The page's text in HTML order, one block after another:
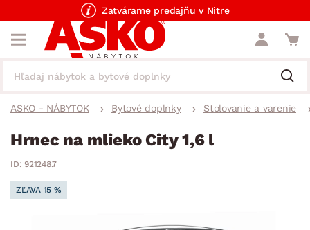
Zatvárame predajňu v Nitre
ASKO - NÁBYTOK Bytové doplnky Stolovanie a varenie
Hrnec na mlieko City 1,6 l
ID: 921248.7
ZĽAVA 15 %